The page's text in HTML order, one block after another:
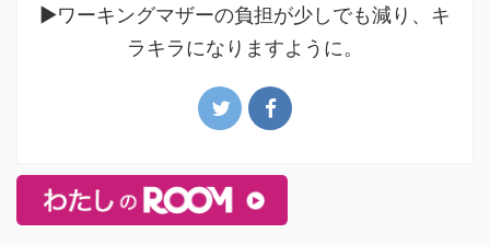
▶ワーキングマザーの負担が少しでも減り、キ
ラキラになりますように。